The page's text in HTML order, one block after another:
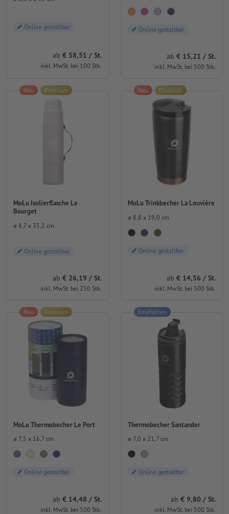
Online gestaltbar
ab 58,51 / St.
inkl. MwSt. bei 100 Stk.
Online gestaltbar
ab 15,21 / St.
inkl. MwSt. bei 500 Stk.
MoLu Isolierflasche Le
Bourget
⌀ 8,7 x 35,2 cm
Online gestaltbar
ab 26,19 / St.
inkl. MwSt. bei 250 Stk.
Neu Premium
MoLu Trinkbecher La Louvière
⌀ 8,8 x 19,0 cm
Online gestaltbar
ab 14,56 / St.
inkl. MwSt. bei 500 Stk.
Neu Premium
MoLu Thermobecher Le Port
⌀ 7,5 x 16,7 cm
Online gestaltbar
ab 14,48 / St.
inkl. MwSt. bei 500 Stk.
Neu Premium
Thermobecher Santander
⌀ 7,0 x 21,7 cm
Online gestaltbar
ab 9,80 / St.
inkl. MwSt. bei 500 Stk.
Empfohlen